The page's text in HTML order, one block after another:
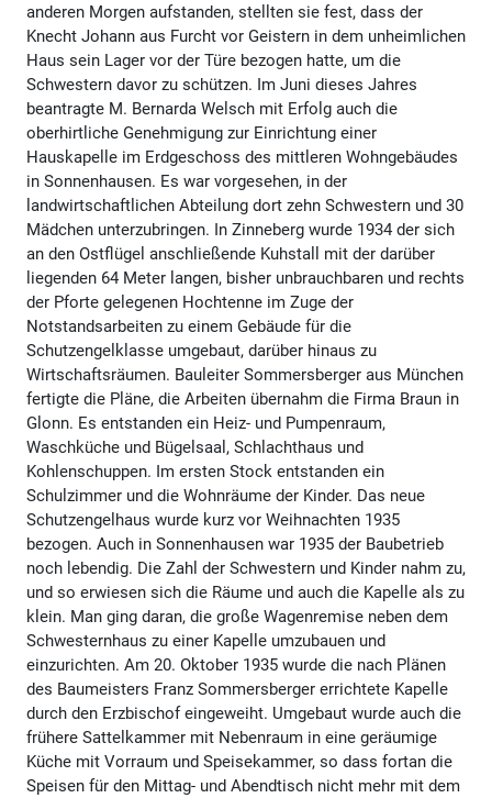
anderen Morgen aufstanden, stellten sie fest, dass der
Knecht Johann aus Furcht vor Geistern in dem unheimlichen
Haus sein Lager vor der Türe bezogen hatte, um die
Schwestern davor zu schützen. Im Juni dieses Jahres
beantragte M. Bernarda Welsch mit Erfolg auch die
oberhirtliche Genehmigung zur Einrichtung einer
Hauskapelle im Erdgeschoss des mittleren Wohngebäudes
in Sonnenhausen. Es war vorgesehen, in der
landwirtschaftlichen Abteilung dort zehn Schwestern und 30
Mädchen unterzubringen. In Zinneberg wurde 1934 der sich
an den Ostflügel anschließende Kuhstall mit der darüber
liegenden 64 Meter langen, bisher unbrauchbaren und rechts
der Pforte gelegenen Hochtenne im Zuge der
Notstandsarbeiten zu einem Gebäude für die
Schutzengelklasse umgebaut, darüber hinaus zu
Wirtschaftsräumen. Bauleiter Sommersberger aus München
fertigte die Pläne, die Arbeiten übernahm die Firma Braun in
Glonn. Es entstanden ein Heiz- und Pumpenraum,
Waschküche und Bügelsaal, Schlachthaus und
Kohlenschuppen. Im ersten Stock entstanden ein
Schulzimmer und die Wohnräume der Kinder. Das neue
Schutzengelhaus wurde kurz vor Weihnachten 1935
bezogen. Auch in Sonnenhausen war 1935 der Baubetrieb
noch lebendig. Die Zahl der Schwestern und Kinder nahm zu,
und so erwiesen sich die Räume und auch die Kapelle als zu
klein. Man ging daran, die große Wagenremise neben dem
Schwesternhaus zu einer Kapelle umzubauen und
einzurichten. Am 20. Oktober 1935 wurde die nach Plänen
des Baumeisters Franz Sommersberger errichtete Kapelle
durch den Erzbischof eingeweiht. Umgebaut wurde auch die
frühere Sattelkammer mit Nebenraum in eine geräumige
Küche mit Vorraum und Speisekammer, so dass fortan die
Speisen für den Mittag- und Abendtisch nicht mehr mit dem